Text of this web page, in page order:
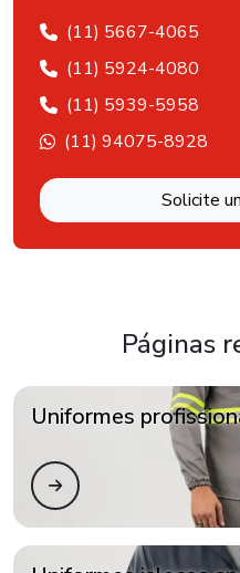
Mascara dupla com elástico
(11) 5667-4065
(11) 5924-4080
(11) 5939-5958
(11) 94075-8928
Solicite
Páginas
Uniformes